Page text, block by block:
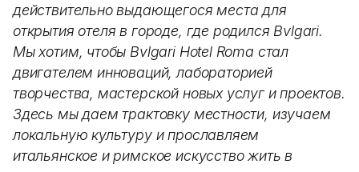
действительно выдающегося места для
открытия отеля в городе, где родился Bvlgari.
Мы хотим, чтобы Bvlgari Hotel Roma стал
двигателем инноваций, лабораторией
творчества, мастерской новых услуг и проектов.
Здесь мы даем трактовку местности, изучаем
локальную культуру и прославляем
итальянское и римское искусство жить в